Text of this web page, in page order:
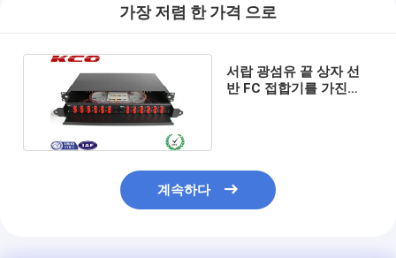
가장 저렴 한 가격 으로
서랍 광섬유 끝 상자 선
반 FC 접합기를 가진
계속하다